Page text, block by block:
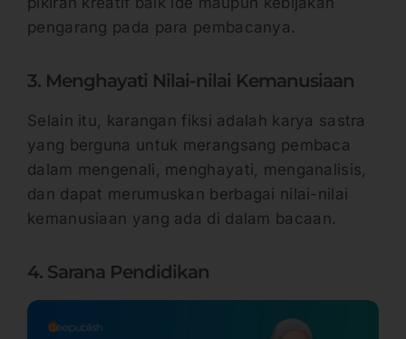
pengarang pada para pembacanya.
3. Menghayati Nilai-nilai Kemanusiaan
Selain itu, karangan fiksi adalah karya sastra
yang berguna untuk merangsang pembaca
dalam mengenali, menghayati, menganalisis,
dan dapat merumuskan berbagai nilai-nilai
kemanusiaan yang ada di dalam bacaan.
4. Sarana Pendidikan